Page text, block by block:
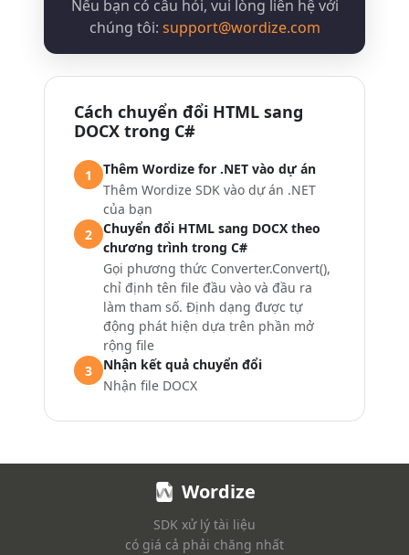
Nếu bạn có câu hỏi, vui lòng liên hệ với
chúng tôi: support@wordize.com
Cách chuyển đổi HTML sang
DOCX trong C#
1
Thêm Wordize for .NET vào dự án
Thêm Wordize SDK vào dự án .NET
của bạn
2
Chuyển đổi HTML sang DOCX theo
chương trình trong C#
Gọi phương thức Converter.Convert(),
chỉ định tên file đầu vào và đầu ra
làm tham số. Định dạng được tự
động phát hiện dựa trên phần mở
rộng file
3
Nhận kết quả chuyển đổi
Nhận file DOCX
Wordize
SDK xử lý tài liệu
có giá cả phải chăng nhất